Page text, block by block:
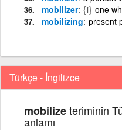
mobilizer {i} one
mobilizing present
Türkçe - İngilizce
mobilizeteriminin
anlamı